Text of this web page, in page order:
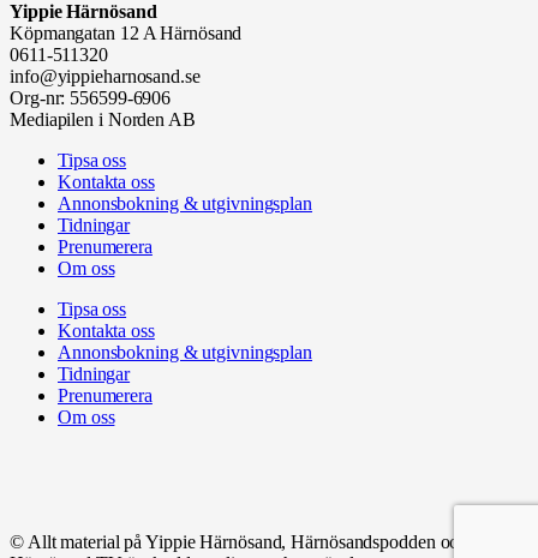
Yippie Härnösand
Köpmangatan 12 A Härnösand
0611-511320
info@yippieharnosand.se
Org-nr: 556599-6906
Mediapilen i Norden AB
Tipsa oss
Kontakta oss
Annonsbokning & utgivningsplan
Tidningar
Prenumerera
Om oss
Tipsa oss
Kontakta oss
Annonsbokning & utgivningsplan
Tidningar
Prenumerera
Om oss
© Allt material på Yippie Härnösand, Härnösandspodden och